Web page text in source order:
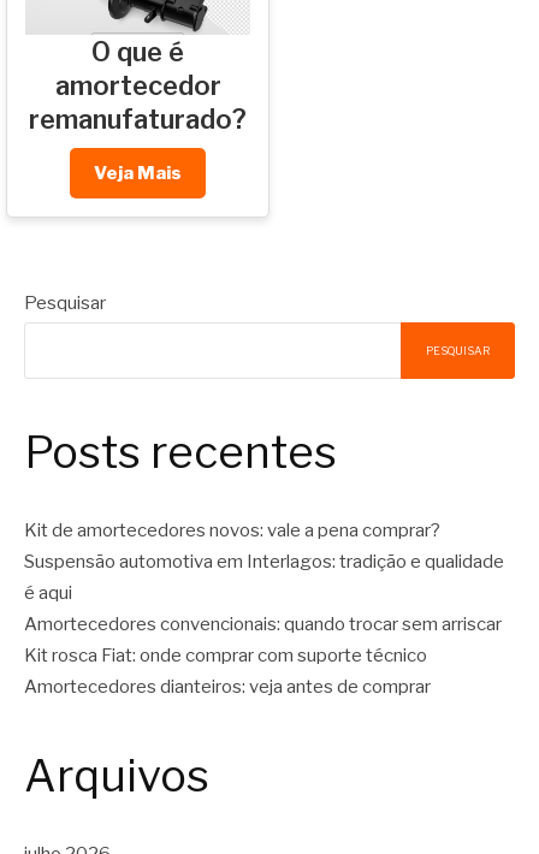
O que é
amortecedor
remanufaturado?
Veja Mais
Pesquisar
PESQUISAR
Posts recentes
Kit de amortecedores novos: vale a pena comprar?
Suspensão automotiva em Interlagos: tradição e qualidade
é aqui
Amortecedores convencionais: quando trocar sem arriscar
Kit rosca Fiat: onde comprar com suporte técnico
Amortecedores dianteiros: veja antes de comprar
Arquivos